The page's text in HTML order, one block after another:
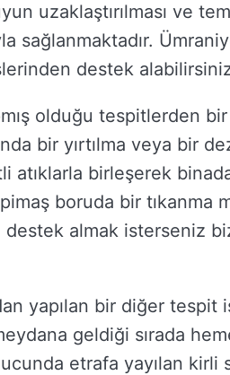
uzaklaştırılması ve
sağlanmaktadır.
destek
olduğu tespitlerden
bir yırtılma veya bir
birleşerek
boruda bir tıkanma
destek almak isterseniz
yapılan bir diğer tespit
geldiği sırada
etrafa yayılan